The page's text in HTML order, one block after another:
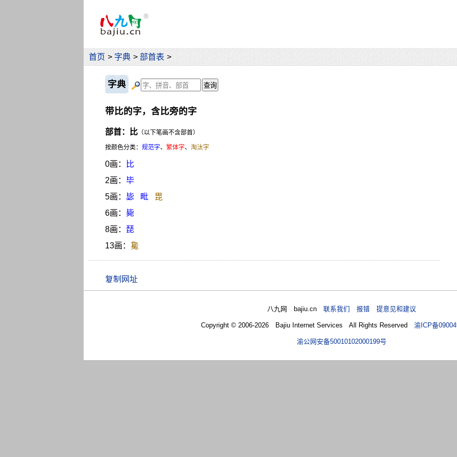
首页 > 字典 > 部首表 >
字典
带比的字，含比旁的字
部首：比 （以下笔画不含部首）
按颜色分类： 规范字、 繁体字、 淘汰字
0画：
比
2画： 毕
5画： 毖 毗
毘
6画： 毙
8画： 琵
13画： 毚
八九网 bajiu.cn联系我们 报错 提意见和建议
Copyright © 2006-2026 Bajiu Internet Services All Rights Reserved 渝ICP备
渝公网安备50010102000199号